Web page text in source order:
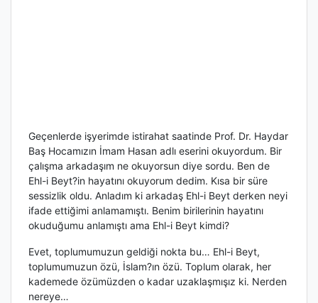
Geçenlerde işyerimde istirahat saatinde Prof. Dr. Haydar
Baş Hocamızın İmam Hasan adlı eserini okuyordum. Bir
çalışma arkadaşım ne okuyorsun diye sordu. Ben de
Ehl-i Beyt?in hayatını okuyorum dedim. Kısa bir süre
sessizlik oldu. Anladım ki arkadaş Ehl-i Beyt derken neyi
ifade ettiğimi anlamamıştı. Benim birilerinin hayatını
okuduğumu anlamıştı ama Ehl-i Beyt kimdi?
Evet, toplumumuzun geldiği nokta bu… Ehl-i Beyt,
toplumumuzun özü, İslam?ın özü. Toplum olarak, her
kademede özümüzden o kadar uzaklaşmışız ki. Nerden
nereye…